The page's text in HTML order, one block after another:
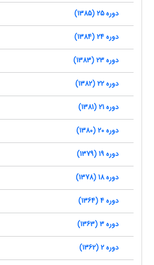
دوره 25 (1385)
دوره 24 (1384)
دوره 23 (1383)
دوره 22 (1382)
دوره 21 (1381)
دوره 20 (1380)
دوره 19 (1379)
دوره 18 (1378)
دوره 4 (1364)
دوره 3 (1363)
دوره 2 (1362)